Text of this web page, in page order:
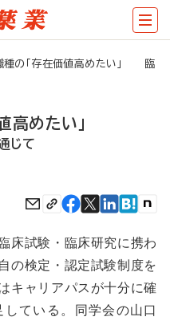
種の「存在価値高めたい」 臨
高めたい」
じて
床試験・臨床研究に携わ
の検定・認定試験制度を
キャリアパスが十分に確
ている。同学会の山口